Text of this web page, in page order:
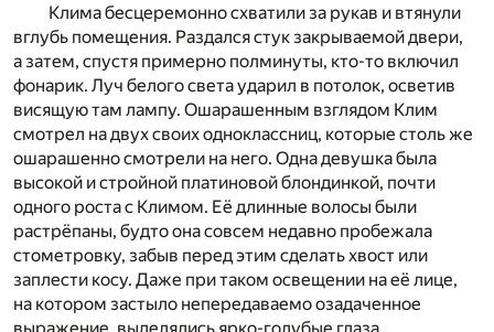
Клима бесцеремонно схватили за рукав и втянули
вглубь помещения. Раздался стук закрываемой двери,
а затем, спустя примерно полминуты, кто-то включил
фонарик. Луч белого света ударил в потолок, осветив
висящую там лампу. Ошарашенным взглядом Клим
смотрел на двух своих одноклассниц, которые столь же
ошарашенно смотрели на него. Одна девушка была
высокой и стройной платиновой блондинкой, почти
одного роста с Климом. Её длинные волосы были
растрёпаны, будто она совсем недавно пробежала
стометровку, забыв перед этим сделать хвост или
заплести косу. Даже при таком освещении на её лице,
на котором застыло непередаваемо озадаченное
выражение, выделялись ярко-голубые глаза,